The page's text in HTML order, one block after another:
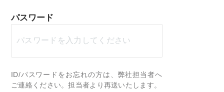
パスワード
ID/パスワードをお忘れの方は、弊社担当者へ
ご連絡ください。担当者より再送いたします。